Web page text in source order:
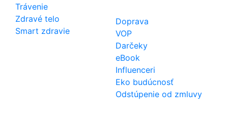
Trávenie
Zdravé telo
Smart zdravie
Doprava
VOP
Darčeky
eBook
Influenceri
Eko budúcnosť
Odstúpenie od zmluvy